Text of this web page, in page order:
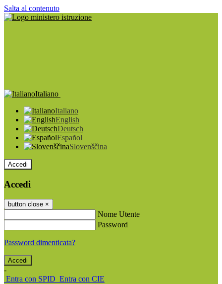
Salta al contenuto
Italiano
Italiano
English
Deutsch
Español
Slovenščina
Accedi
Accedi
button close ×
Nome Utente
Password
Password dimenticata?
-
Entra con SPID Entra con CIE